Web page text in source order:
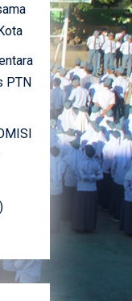
PTN